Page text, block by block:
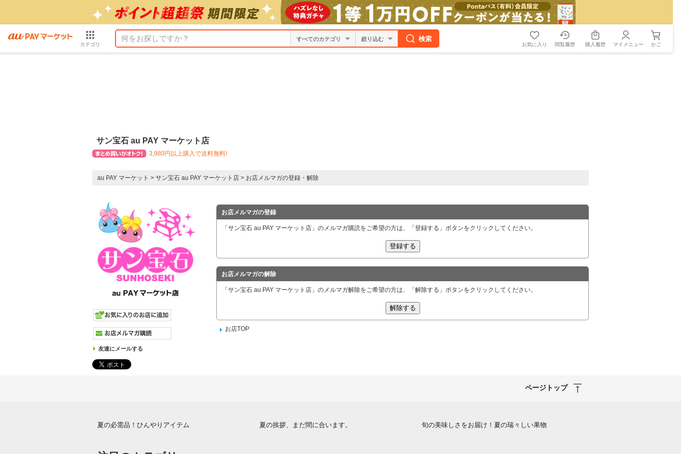
カテゴリ
絞り込む 検索
お気に入り 閲覧履歴 購入履歴 マイメニュー かご
サン宝石 au PAY マーケット店
3,980円以上購入で送料無料!
au PAY マーケット > サン宝石 au PAY マーケット店 > お店メルマガの登録・解除
お店メルマガの登録
「サン宝石 au PAY マーケット店」のメルマガ購読をご希望の方は、「登録する」ボタンをクリックしてください。
お店メルマガの解除
「サン宝石 au PAY マーケット店」のメルマガ解除をご希望の方は、「解除する」ボタンをクリックしてください。
お店TOP
友達にメールする
ページトップ
夏の必需品！ひんやりアイテム 夏の挨拶、まだ間に合います。 旬の美味しさをお届け！夏の瑞々しい果物